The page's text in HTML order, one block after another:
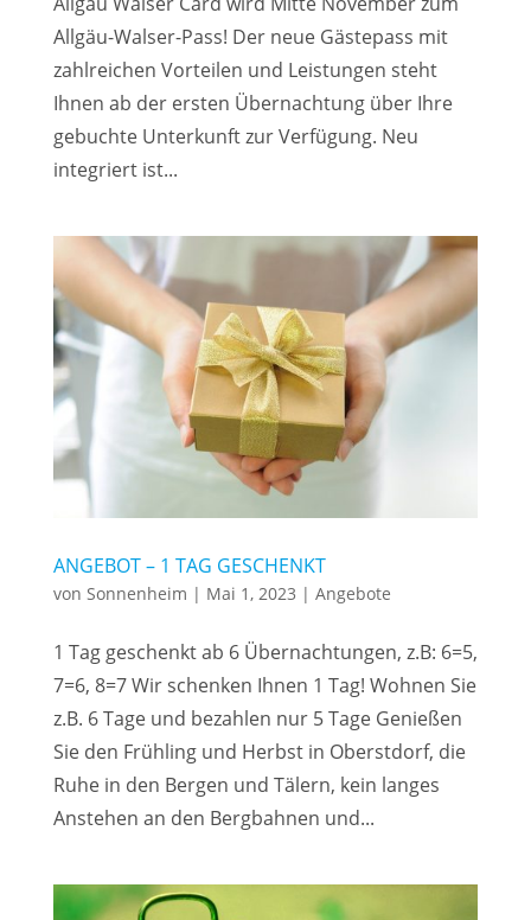
Allgäu-Walser-Pass! Der neue Gästepass mit
zahlreichen Vorteilen und Leistungen steht
Ihnen ab der ersten Übernachtung über Ihre
gebuchte Unterkunft zur Verfügung. Neu
integriert ist...
ANGEBOT – 1 TAG GESCHENKT
von Sonnenheim | Mai 1, 2023 | Angebote
1 Tag geschenkt ab 6 Übernachtungen, z.B: 6=5,
7=6, 8=7 Wir schenken Ihnen 1 Tag! Wohnen Sie
z.B. 6 Tage und bezahlen nur 5 Tage Genießen
Sie den Frühling und Herbst in Oberstdorf, die
Ruhe in den Bergen und Tälern, kein langes
Anstehen an den Bergbahnen und...